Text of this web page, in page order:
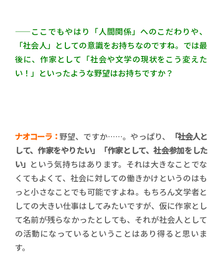
——ここでもやはり「人間関係」へのこだわりや、
「社会人」としての意識をお持ちなのですね。では最
後に、作家として「社会や文学の現状をこう変えた
い！」といったような野望はお持ちですか？
ナオコーラ：野望、ですか……。やっぱり、
「社会人と
して、作家をやりたい」「作家として、社会参加をした
い」 という気持ちはあります。それは大きなことでな
くてもよくて、社会に対しての働きかけというのはも
っと小さなことでも可能ですよね。もちろん文学者と
しての大きい仕事はしてみたいですが、仮に作家とし
て名前が残らなかったとしても、それが社会人として
の活動になっているということはあり得ると思いま
す。